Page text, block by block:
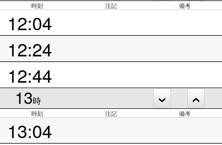
時刻 注記 備考
12:04
12:24
12:44
13時
時刻 注記 備考
13:04